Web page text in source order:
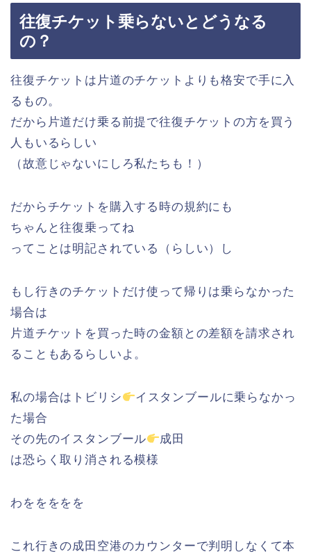
往復チケット乗らないとどうなる
の？
往復チケットは片道のチケットよりも格安で手に入
るもの。
だから片道だけ乗る前提で往復チケットの方を買う
人もいるらしい
（故意じゃないにしろ私たちも！）
だからチケットを購入する時の規約にも
ちゃんと往復乗ってね
ってことは明記されている（らしい）し
もし行きのチケットだけ使って帰りは乗らなかった
場合は
片道チケットを買った時の金額との差額を請求され
ることもあるらしいよ。
私の場合はトビリシ
イスタンブールに乗らなかっ
た場合
その先のイスタンブール
成田
は恐らく取り消される模様
わををををを
これ行きの成田空港のカウンターで判明しなくて本